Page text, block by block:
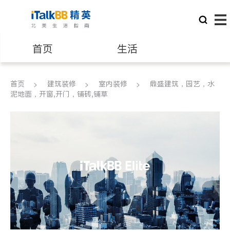
首页 生活
医生 律师
建筑装修
首页 建筑装修 室内装修
鼎盛建筑，园艺，水
泥地面，开窗,开门，铺砖,铺草